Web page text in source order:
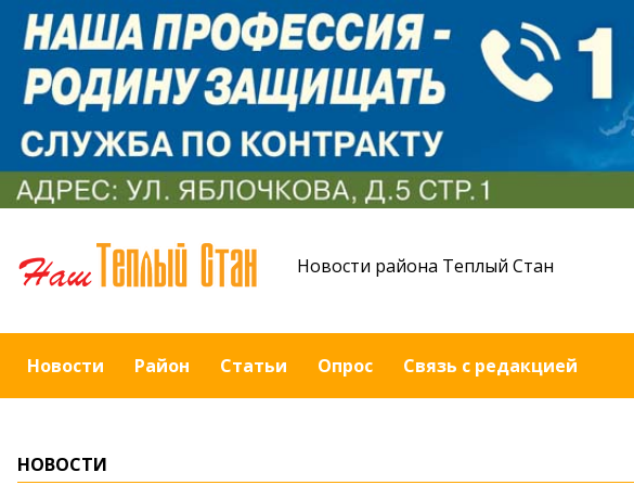
Новости района Теплый Стан
Новости Район Статьи Опрос Связь с редакцией
НОВОСТИ